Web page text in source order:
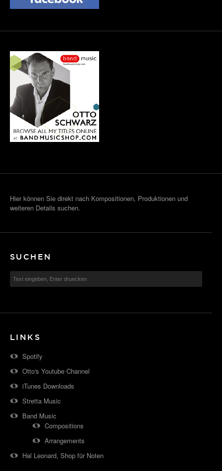
Hier können Sie direkt nach Kompositionen, Produktionen und
weiteren Details suchen.
SUCHEN
LINKS
Spotify
Otto's Youtube Channel
iTunes Downloads
Stretta Music
Band Music
Compositions
Arrangements
Hal Leonard, Shop für Noten